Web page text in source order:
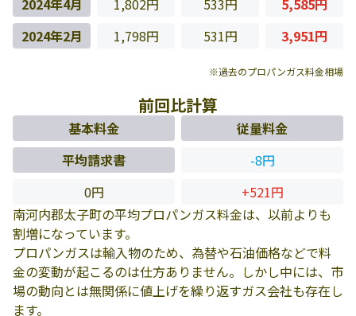
2024年4月
1,802円 533円
5,585円
2024年2月
1,798円 531円 3,951円
※過去のプロパンガス料金相場
前回比計算
基本料金
従量料金
平均請求書
-8円
0円
+521円
南河内郡太子町の平均プロパンガス料金は、以前よりも
割増になっています。
プロパンガスは輸入物のため、為替や石油価格などで料
金の変動が起こるのは仕方ありません。しかし中には、市
場の動向とは無関係に値上げを繰り返すガス会社も存在し
ます。